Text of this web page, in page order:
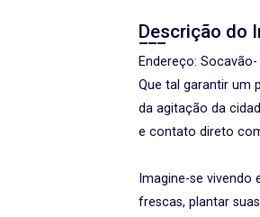
Descrição do
Endereço:
Que tal garantir um
da agitação da
e contato direto
Imagine-se
frescas, plantar